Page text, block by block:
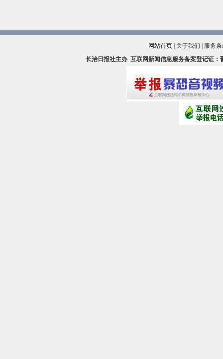
网站首页 关于我们
服务
长治日报社主办 互联网新闻信息服务备案登记证：